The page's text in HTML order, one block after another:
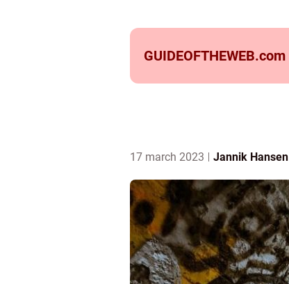
GUIDEOFTHEWEB.com
17 march 2023 Jannik Hansen